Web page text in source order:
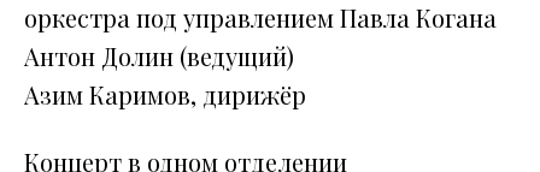
оркестра под управлением Павла Когана
Антон Долин (ведущий)
Азим Каримов, дирижёр
Концерт в одном отделении